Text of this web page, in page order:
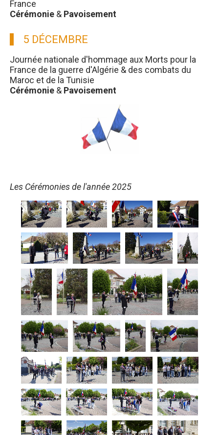
France
Cérémonie & Pavoisement
5 DÉCEMBRE
Journée nationale d'hommage aux Morts pour la
France de la guerre d'Algérie & des combats du
Maroc et de la Tunisie
Cérémonie & Pavoisement
Les Cérémonies de l'année 2025